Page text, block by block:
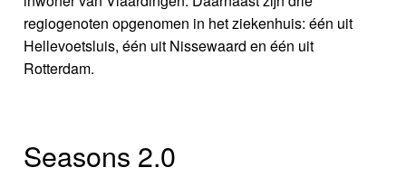
regiogenoten opgenomen in het ziekenhuis: één uit
Hellevoetsluis, één uit Nissewaard en één uit
Rotterdam.
Seasons 2.0